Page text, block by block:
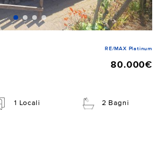
RE/MAX Platinum
80.000€
1 Locali 2 Bagni